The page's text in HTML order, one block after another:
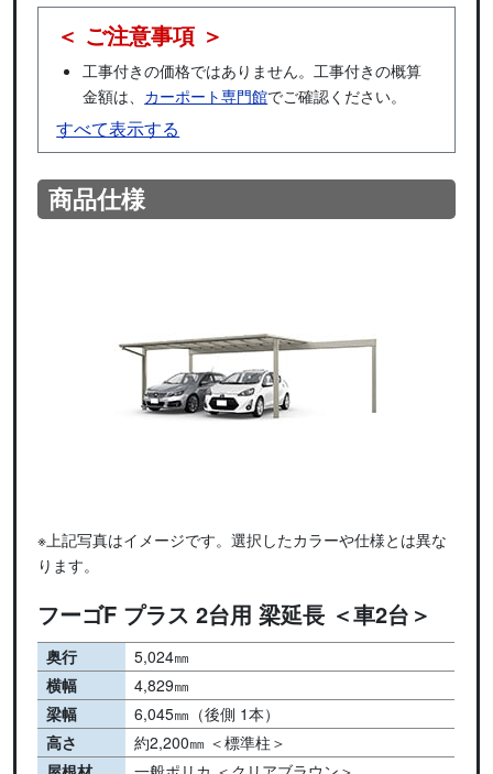
＜ ご注意事項 ＞
工事付きの価格ではありません。工事付きの概算
金額は、 カーポート専門館でご確認ください。
すべて表示する
商品仕様
※上記写真はイメージです。選択したカラーや仕様とは異な
ります。
フーゴF プラス 2台用 梁延長 ＜車2台＞
奥行
5,024㎜
横幅
4,829㎜
梁幅
6,045㎜（後側 1本）
高さ
約2,200㎜ ＜標準柱＞